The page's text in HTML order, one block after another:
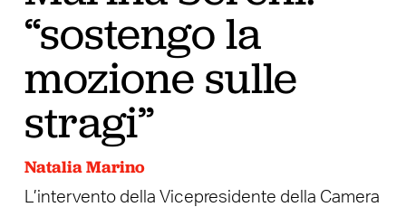
“sostengo la
mozione sulle
stragi”
Natalia Marino
L’intervento della Vicepresidente della Camera